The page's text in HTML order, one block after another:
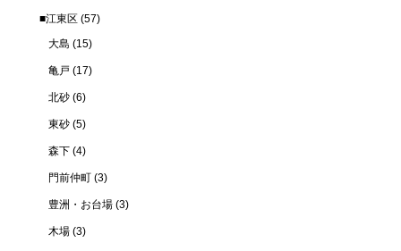
■江東区 (57)
大島 (15)
亀戸 (17)
北砂 (6)
東砂 (5)
森下 (4)
門前仲町 (3)
豊洲・お台場 (3)
木場 (3)